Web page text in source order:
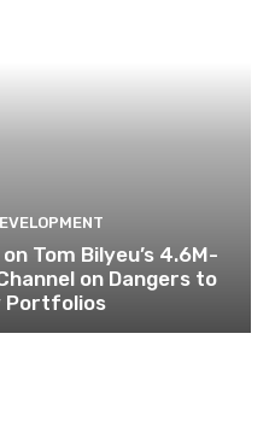
Tom Bilyeu’s 4.6M-
on Dangers to
Portfolios